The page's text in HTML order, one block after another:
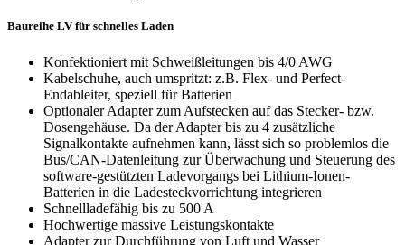
Baureihe LV für schnelles Laden
Konfektioniert mit Schweißleitungen bis 4/0 AWG
Kabelschuhe, auch umspritzt: z.B. Flex- und Perfect-
Endableiter, speziell für Batterien
Optionaler Adapter zum Aufstecken auf das Stecker- bzw.
Dosengehäuse. Da der Adapter bis zu 4 zusätzliche
Signalkontakte aufnehmen kann, lässt sich so problemlos die
Bus/CAN-Datenleitung zur Überwachung und Steuerung des
software-gestützten Ladevorgangs bei Lithium-Ionen-
Batterien in die Ladesteckvorrichtung integrieren
Schnellladefähig bis zu 500 A
Hochwertige massive Leistungskontakte
Adapter zur Durchführung von Luft und Wasser